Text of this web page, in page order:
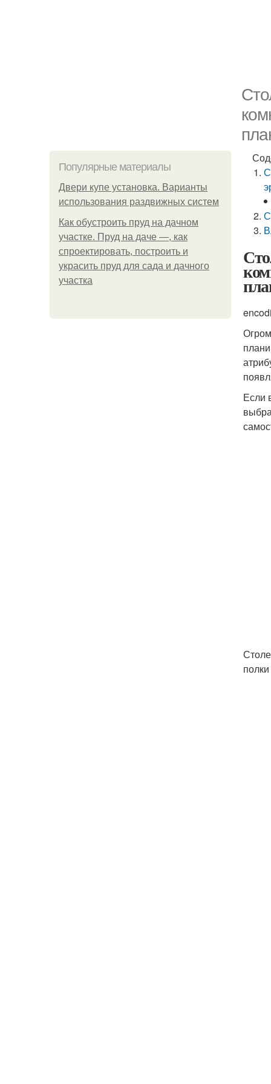
Популярные материалы
Двери купе установка. Варианты
использования раздвижных систем
Как обустроить пруд на дачном
участке. Пруд на даче —, как
спроектировать, построить и
украсить пруд для сада и дачного
участка
Если